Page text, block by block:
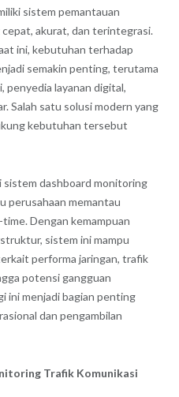
sistem pemantauan
akurat, dan terintegrasi.
ini, kebutuhan terhadap
semakin penting, terutama
penyedia layanan digital,
Salah satu solusi modern yang
kebutuhan tersebut
sistem dashboard monitoring
perusahaan memantau
Dengan kemampuan
sistem ini mampu
performa jaringan, trafik
potensi gangguan
ini menjadi bagian penting
dan pengambilan
Trafik Komunikasi